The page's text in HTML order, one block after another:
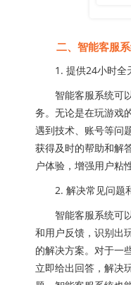
二、智能客服系
1. 提供24小时全
智能客服系统可以
务。无论是在玩游戏
遇到技术、账号等问
获得及时的帮助和解
户体验，增强用户粘性
2. 解决常见问题
智能客服系统可以
和用户反馈，识别出
的解决方案。对于一
立即给出回答，解决